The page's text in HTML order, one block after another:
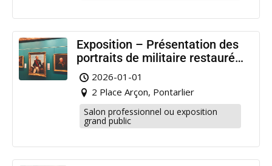
Exposition – Présentation des
portraits de militaire restaurés
à Pontarlier
2026-01-01
2 Place Arçon, Pontarlier
Salon professionnel ou exposition
grand public